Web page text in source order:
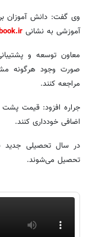
وی گفت: دانش آموزان
آموزشی به نشانی
معاون توسعه و
صورت وجود هرگونه
مراجعه کنند.
جراره افزود: قیمت پشت
اضافی خودداری کنند.
تحصیل می‌شوند.